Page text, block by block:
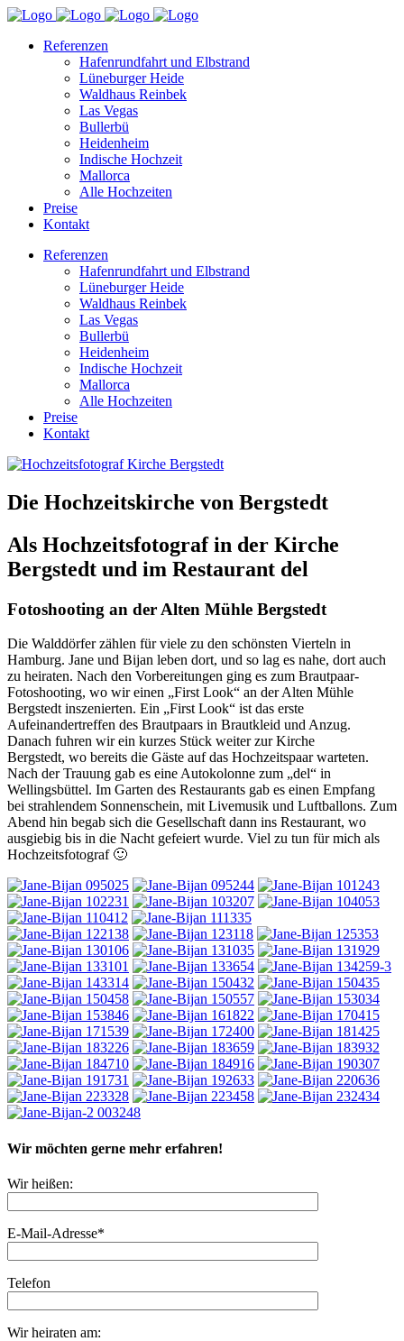
Referenzen
Hafenrundfahrt und Elbstrand
Lüneburger Heide
Waldhaus Reinbek
Las Vegas
Bullerbü
Heidenheim
Indische Hochzeit
Mallorca
Alle Hochzeiten
Preise
Kontakt
Referenzen
Hafenrundfahrt und Elbstrand
Lüneburger Heide
Waldhaus Reinbek
Las Vegas
Bullerbü
Heidenheim
Indische Hochzeit
Mallorca
Alle Hochzeiten
Preise
Kontakt
Die Hochzeitskirche von Bergstedt
Als Hochzeitsfotograf in der Kirche
Bergstedt und im Restaurant del
Fotoshooting an der Alten Mühle Bergstedt
Die Walddörfer zählen für viele zu den schönsten Vierteln in
Hamburg. Jane und Bijan leben dort, und so lag es nahe, dort auch
zu heiraten. Nach den Vorbereitungen ging es zum Brautpaar-
Fotoshooting, wo wir einen „First Look“ an der Alten Mühle
Bergstedt inszenierten. Ein „First Look“ ist das erste
Aufeinandertreffen des Brautpaars in Brautkleid und Anzug.
Danach fuhren wir ein kurzes Stück weiter zur Kirche
Bergstedt, wo bereits die Gäste auf das Hochzeitspaar warteten.
Nach der Trauung gab es eine Autokolonne zum „del“ in
Wellingsbüttel. Im Garten des Restaurants gab es einen Empfang
bei strahlendem Sonnenschein, mit Livemusik und Luftballons. Zum
Abend hin begab sich die Gesellschaft dann ins Restaurant, wo
ausgiebig bis in die Nacht gefeiert wurde. Viel zu tun für mich als
Hochzeitsfotograf 🙂
Wir möchten gerne mehr erfahren!
Wir heißen:
E-Mail-Adresse*
Telefon
Wir heiraten am: